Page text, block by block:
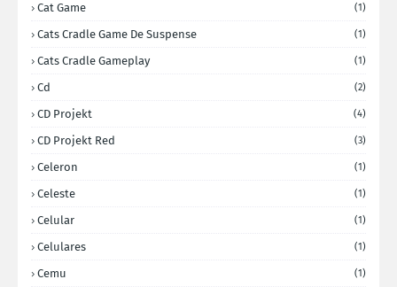
Cat Game (1)
Cats Cradle Game De Suspense (1)
Cats Cradle Gameplay (1)
Cd (2)
CD Projekt (4)
CD Projekt Red (3)
Celeron (1)
Celeste (1)
Celular (1)
Celulares (1)
Cemu (1)